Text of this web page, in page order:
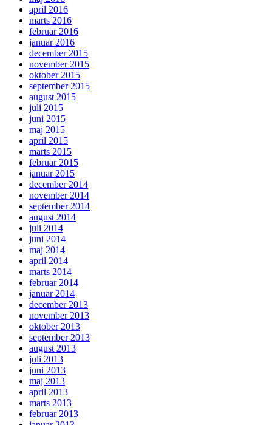
april 2016
marts 2016
februar 2016
januar 2016
december 2015
november 2015
oktober 2015
september 2015
august 2015
juli 2015
juni 2015
maj 2015
april 2015
marts 2015
februar 2015
januar 2015
december 2014
november 2014
september 2014
august 2014
juli 2014
juni 2014
maj 2014
april 2014
marts 2014
februar 2014
januar 2014
december 2013
november 2013
oktober 2013
september 2013
august 2013
juli 2013
juni 2013
maj 2013
april 2013
marts 2013
februar 2013